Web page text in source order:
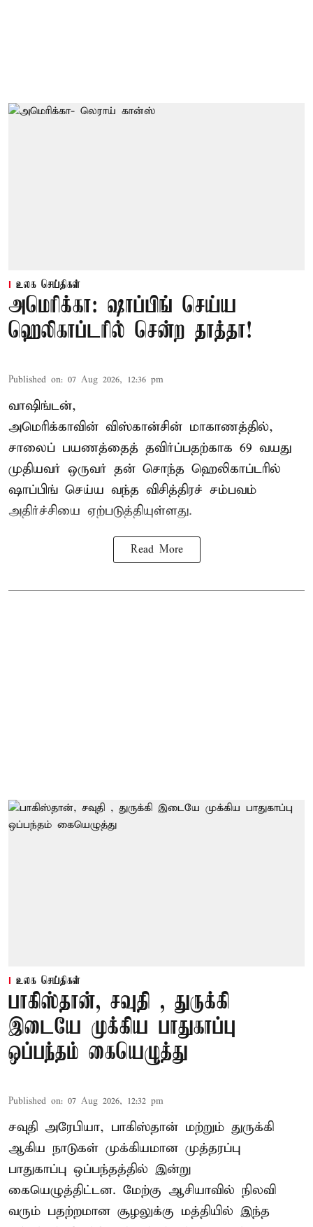
உலக செய்திகள்
அமெரிக்கா: ஷாப்பிங் செய்ய
ஹெலிகாப்டரில் சென்ற தாத்தா!
Published on: 07 Aug 2026, 12:36 pm
வாஷிங்டன்,
அமெரிக்காவின் விஸ்கான்சின் மாகாணத்தில்,
சாலைப் பயணத்தைத் தவிர்ப்பதற்காக 69 வயது
முதியவர் ஒருவர் தன் சொந்த ஹெலிகாப்டரில்
ஷாப்பிங் செய்ய வந்த விசித்திரச் சம்பவம்
அதிர்ச்சியை ஏற்படுத்தியுள்ளது.
Read More
உலக செய்திகள்
பாகிஸ்தான், சவுதி , துருக்கி
இடையே முக்கிய பாதுகாப்பு
ஒப்பந்தம் கையெழுத்து
Published on: 07 Aug 2026, 12:32 pm
சவுதி அரேபியா, பாகிஸ்தான் மற்றும் துருக்கி
ஆகிய நாடுகள் முக்கியமான முத்தரப்பு
பாதுகாப்பு ஒப்பந்தத்தில் இன்று
கையெழுத்திட்டன. மேற்கு ஆசியாவில் நிலவி
வரும் பதற்றமான சூழலுக்கு மத்தியில் இந்த